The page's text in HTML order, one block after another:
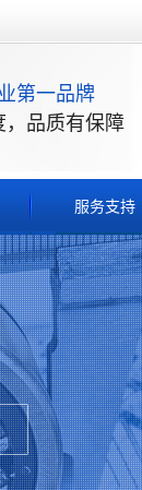
第一品牌
，品质有保障
服务支持